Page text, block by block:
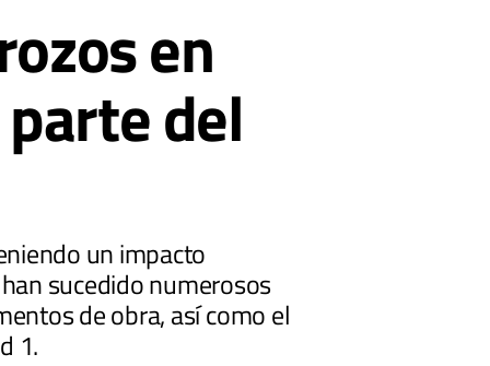
en
del
un impacto
sucedido numerosos
de obra, así como el
1.